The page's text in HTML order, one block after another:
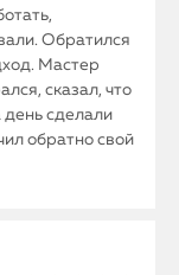
Обратился
Мастер
сказал, что
день сделали
обратно свой